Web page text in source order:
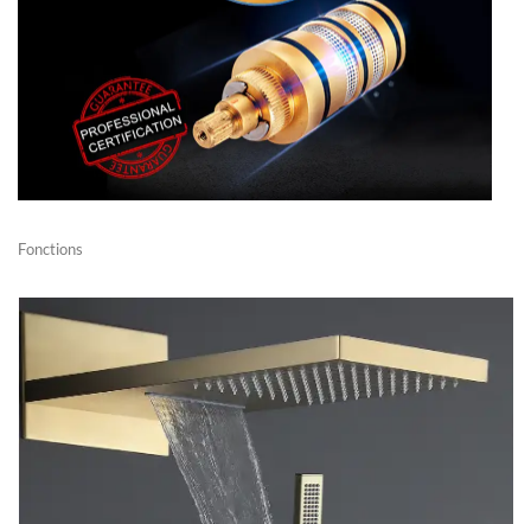
Fonctions